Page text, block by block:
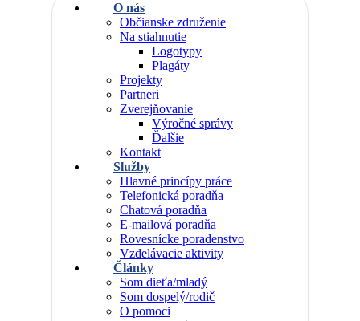
O nás
Občianske združenie
Na stiahnutie
Logotypy
Plagáty
Projekty
Partneri
Zverejňovanie
Výročné správy
Ďalšie
Kontakt
Služby
Hlavné princípy práce
Telefonická poradňa
Chatová poradňa
E-mailová poradňa
Rovesnícke poradenstvo
Vzdelávacie aktivity
Články
Som dieťa/mladý
Som dospelý/rodič
O pomoci